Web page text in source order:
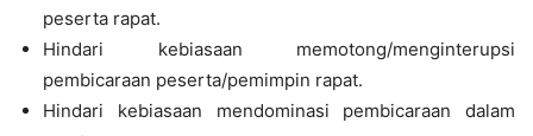
peserta rapat.
Hindari kebiasaan memotong/menginterupsi
pembicaraan peserta/pemimpin rapat.
Hindari kebiasaan mendominasi pembicaraan dalam